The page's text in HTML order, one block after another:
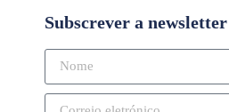
Subscrever a newsletter